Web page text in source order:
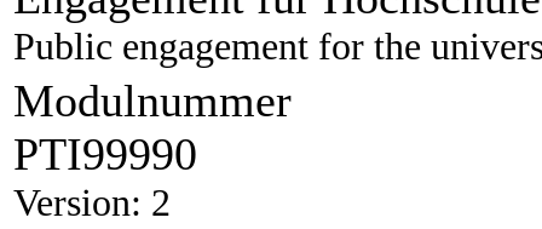
Public engagement for the
Modulnummer
PTI99990
Version: 2